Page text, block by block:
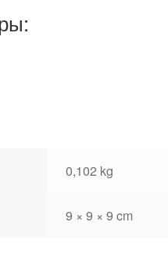
0,102 kg
9 × 9 × 9 cm